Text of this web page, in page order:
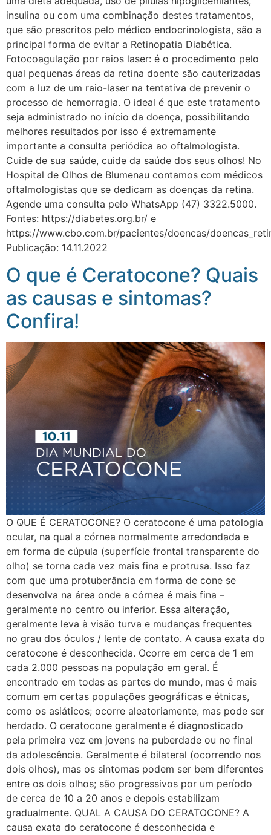
insulina ou com uma combinação destes tratamentos,
que são prescritos pelo médico endocrinologista, são a
principal forma de evitar a Retinopatia Diabética.
Fotocoagulação por raios laser: é o procedimento pelo
qual pequenas áreas da retina doente são cauterizadas
com a luz de um raio-laser na tentativa de prevenir o
processo de hemorragia. O ideal é que este tratamento
seja administrado no início da doença, possibilitando
melhores resultados por isso é extremamente
importante a consulta periódica ao oftalmologista.
Cuide de sua saúde, cuide da saúde dos seus olhos! No
Hospital de Olhos de Blumenau contamos com médicos
oftalmologistas que se dedicam as doenças da retina.
Agende uma consulta pelo WhatsApp (47) 3322.5000.
Fontes: https://diabetes.org.br/ e
https://www.cbo.com.br/pacientes/doencas/
Publicação: 14.11.2022
O que é Ceratocone? Quais
as causas e sintomas?
Confira!
O QUE É CERATOCONE? O ceratocone é uma patologia
ocular, na qual a córnea normalmente arredondada e
em forma de cúpula (superfície frontal transparente do
olho) se torna cada vez mais fina e protrusa. Isso faz
com que uma protuberância em forma de cone se
desenvolva na área onde a córnea é mais fina –
geralmente no centro ou inferior. Essa alteração,
geralmente leva à visão turva e mudanças frequentes
no grau dos óculos / lente de contato. A causa exata do
ceratocone é desconhecida. Ocorre em cerca de 1 em
cada 2.000 pessoas na população em geral. É
encontrado em todas as partes do mundo, mas é mais
comum em certas populações geográficas e étnicas,
como os asiáticos; ocorre aleatoriamente, mas pode ser
herdado. O ceratocone geralmente é diagnosticado
pela primeira vez em jovens na puberdade ou no final
da adolescência. Geralmente é bilateral (ocorrendo nos
dois olhos), mas os sintomas podem ser bem diferentes
entre os dois olhos; são progressivos por um período
de cerca de 10 a 20 anos e depois estabilizam
gradualmente. QUAL A CAUSA DO CERATOCONE? A
causa exata do ceratocone é desconhecida e